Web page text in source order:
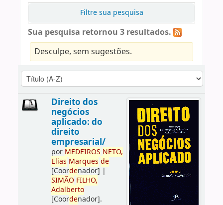
Filtre sua pesquisa
Sua pesquisa retornou 3 resultados.
Desculpe, sem sugestões.
Direito dos
negócios
aplicado: do
direito
empresarial/
por MEDEIROS NETO,
Elias Marques de
[Coordenador] |
SIMÃO FILHO,
Adalberto
[Coordenador].